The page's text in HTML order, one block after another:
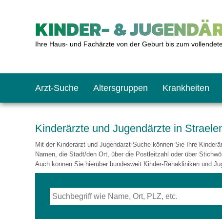
KINDER- &
Ihre Haus- und Fachärzte von der Geburt bis zum
Arzt-Suche Altersgruppen
Kleinkinder
Krankheiten
Kleinkind: U7 bis U9
Impfen: Wann und
Giftnotruf
Sozialpädiatrie
Körpergrößen-
Kinderärzte und Jugendärzte in
Mit der Kinderarzt und Jugendarzt-Suche können Sie Ihre
Namen, die Stadt/den Ort, über die Postleitzahl oder über
Auch können Sie hierüber bundesweit Kinder-Rehakliniken und